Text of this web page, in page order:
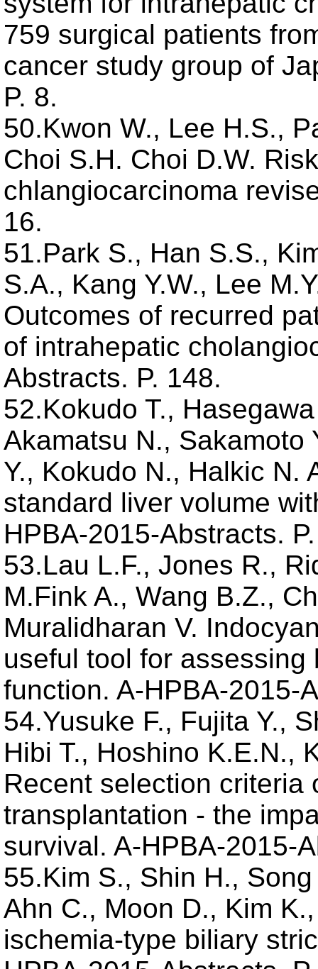
759 surgical patients
cancer study group of
P. 8.
50.Kwon W., Lee H.S.,
Choi S.H. Choi D.W.
chlangiocarcinoma
16.
51.Park S., Han S.S.,
S.A., Kang Y.W., Lee
Outcomes of recurred
of intrahepatic
Abstracts. P. 148.
52.Kokudo T.,
Akamatsu N., Sakamoto
Y., Kokudo N., Halkic N.
standard liver volume
HPBA-2015-Abstracts.
53.Lau L.F., Jones R.,
M.Fink A., Wang B.Z.,
Muralidharan V.
useful tool for
function. A-HPBA-2015-
54.Yusuke F., Fujita Y.,
Hibi T., Hoshino K.E.N.,
Recent selection
transplantation - the
survival. A-HPBA-2015-
55.Kim S., Shin H.,
Ahn C., Moon D., Kim
ischemia-type biliary